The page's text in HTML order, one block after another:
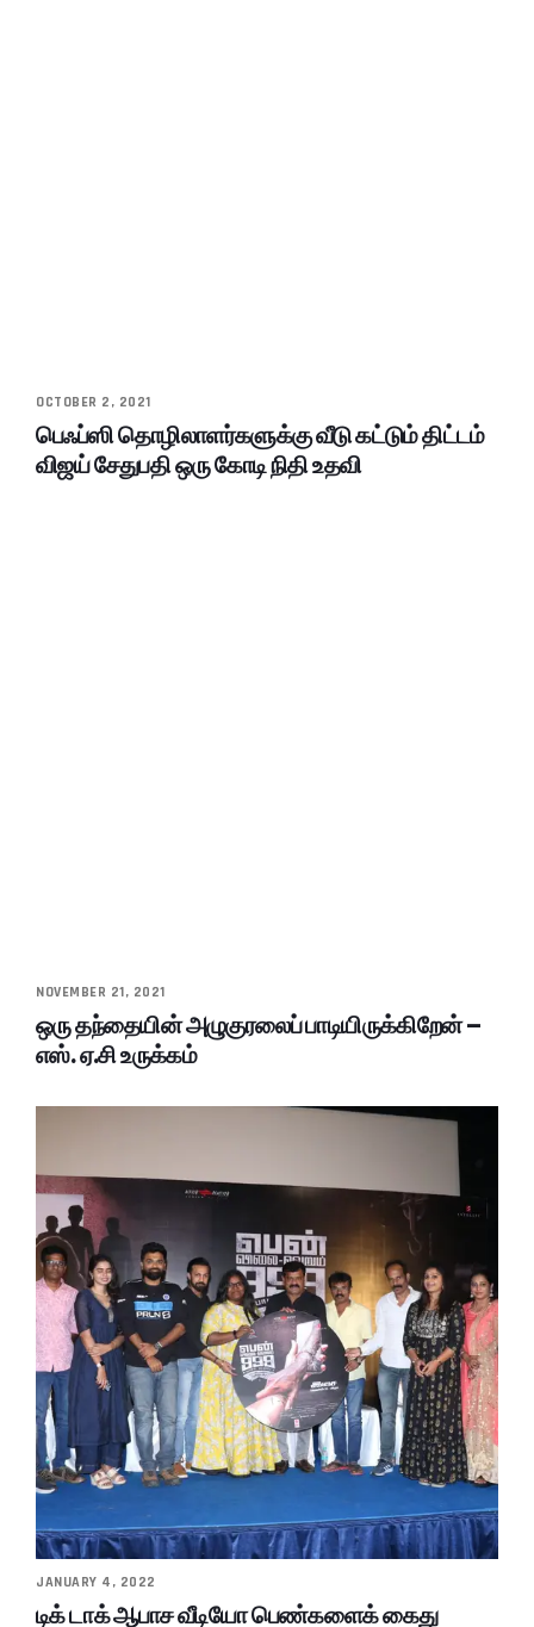
OCTOBER 2, 2021
பெஃப்ஸி தொழிலாளர்களுக்கு வீடு கட்டும் திட்டம்
விஜய் சேதுபதி ஒரு கோடி நிதி உதவி
NOVEMBER 21, 2021
ஒரு தந்தையின் அழுகுரலைப் பாடியிருக்கிறேன் –
எஸ். ஏ.சி உருக்கம்
JANUARY 4, 2022
டிக் டாக் ஆபாச வீடியோ பெண்களைக் கைது